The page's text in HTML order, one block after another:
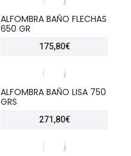
ALFOMBRA BAÑO FLECHAS
650 GR
175,80€
ALFOMBRA BAÑO LISA 750
GRS
271,80€